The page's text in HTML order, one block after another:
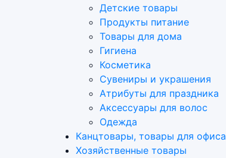
Детские товары
Продукты питание
Товары для дома
Гигиена
Косметика
Сувениры и украшения
Атрибуты для праздника
Аксеcсуары для волос
Одежда
Канцтовары, товары для офиса
Хозяйственные товары